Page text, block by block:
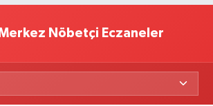
Merkez Nöbetçi Eczaneler